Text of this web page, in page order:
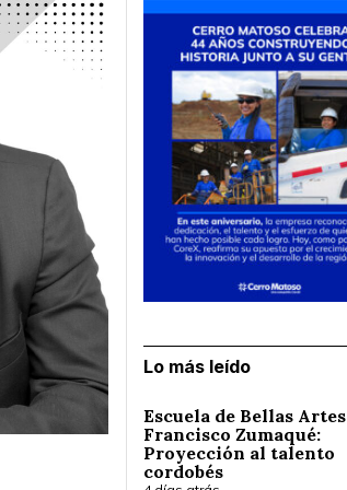
Lo más leído
Escuela de Bellas Artes
Francisco Zumaqué:
Proyección al talento
cordobés